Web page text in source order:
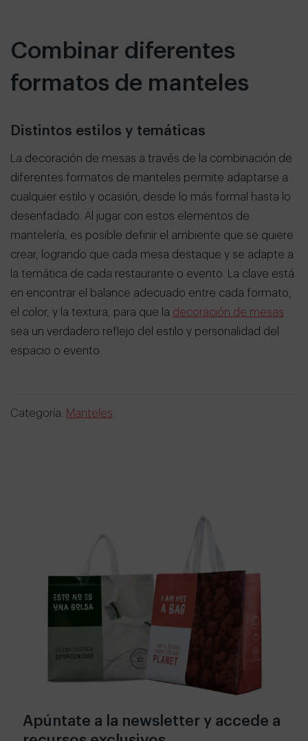
Combinar diferentes
formatos de manteles
Distintos estilos y temáticas
La decoración de mesas a través de la combinación de
diferentes formatos de manteles permite adaptarse a
cualquier estilo y ocasión, desde lo más formal hasta lo
desenfadado. Al jugar con estos elementos de
mantelería, es posible definir el ambiente que se quiere
crear, logrando que cada mesa destaque y se adapte a
la temática de cada restaurante o evento. La clave está
en encontrar el balance adecuado entre cada formato,
el color, y la textura, para que la decoración de mesas
sea un verdadero reflejo del estilo y personalidad del
espacio o evento.
Categoría: Manteles
Apúntate a la newsletter y accede a